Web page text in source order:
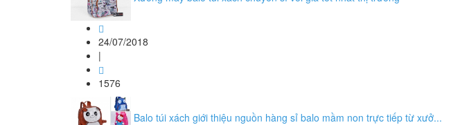
24/07/2018
|
1576
Balo túi xách giới thiệu nguồn hàng sỉ balo mầm non trực tiếp từ xưở...